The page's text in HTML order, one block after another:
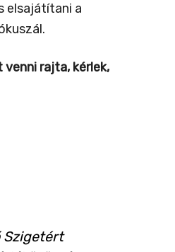
elsajátítani a
rajta, kérlek,